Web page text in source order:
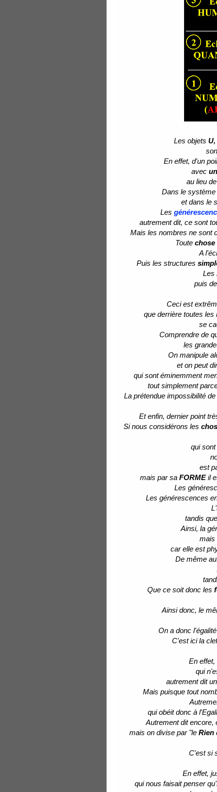
Les objets U,
En effet, d'un
avec
au lieu
Dans le système
et dans le
Les
autrement dit, ce sont
Mais les nombres ne sont
Toute chose
A
Puis les structures
Les
puis
Ceci est
que derrière toutes
se
Comprendre de
les
On manipule
et on peut
qui sont éminemment
tout simplement
La prétendue impossibilité de
Et enfin, dernier point
Si nous considérons les
qui
est
mais par sa FORMEil
Les
Les générescences
tandis
Ainsi, la
mais
car elle est
De même
Que ce soit donc les
Ainsi donc, le
On a donc
C'est ici la
En
qui
autrement dit
Mais puisque tout
qui obéit donc à
Autrement dit
mais on divise par "le Rien
C'est si
En effet,
qui nous faisait penser